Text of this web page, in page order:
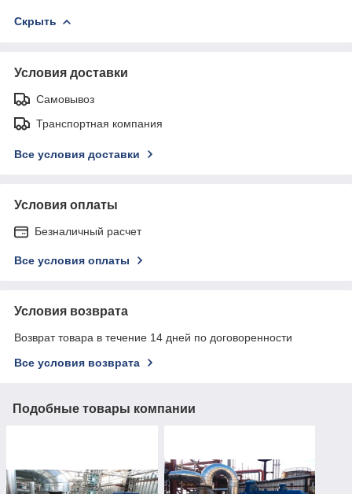
Скрыть
Условия доставки
Самовывоз
Транспортная компания
Все условия доставки
Условия оплаты
Безналичный расчет
Все условия оплаты
Условия возврата
Возврат товара в течение 14 дней по договоренности
Все условия возврата
Подобные товары компании